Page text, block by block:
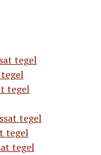
tegel
tegel
tegel
tegel
tegel